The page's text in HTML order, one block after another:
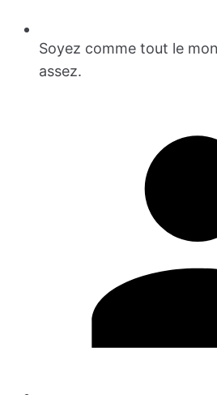
Soyez comme tout le
assez.